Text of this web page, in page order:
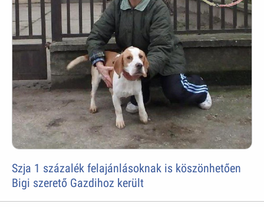
Szja 1 százalék felajánlásoknak is köszönhetően
Bigi szerető Gazdihoz került